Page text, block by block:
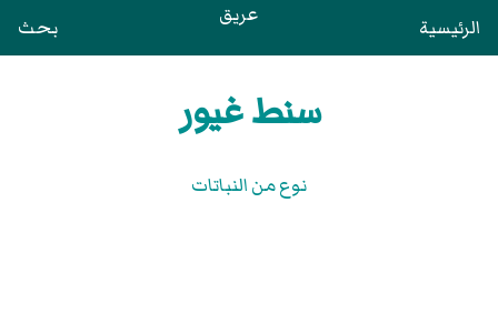
الرئيسية عريق بحث
سنط غيور
نوع من النباتات